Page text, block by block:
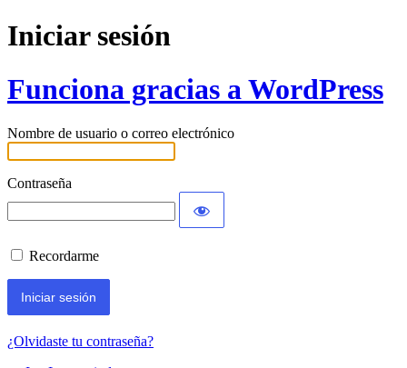
Iniciar sesión
Funciona gracias a WordPress
Nombre de usuario o correo electrónico
Contraseña
Recordarme
¿Olvidaste tu contraseña?